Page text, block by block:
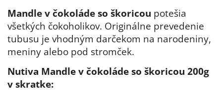
Mandle v čokoláde so škoricou potešia
všetkých čokoholikov. Originálne prevedenie
tubusu je vhodným darčekom na narodeniny,
meniny alebo pod stromček.
Nutiva Mandle v čokoláde so škoricou 200g
v skratke: